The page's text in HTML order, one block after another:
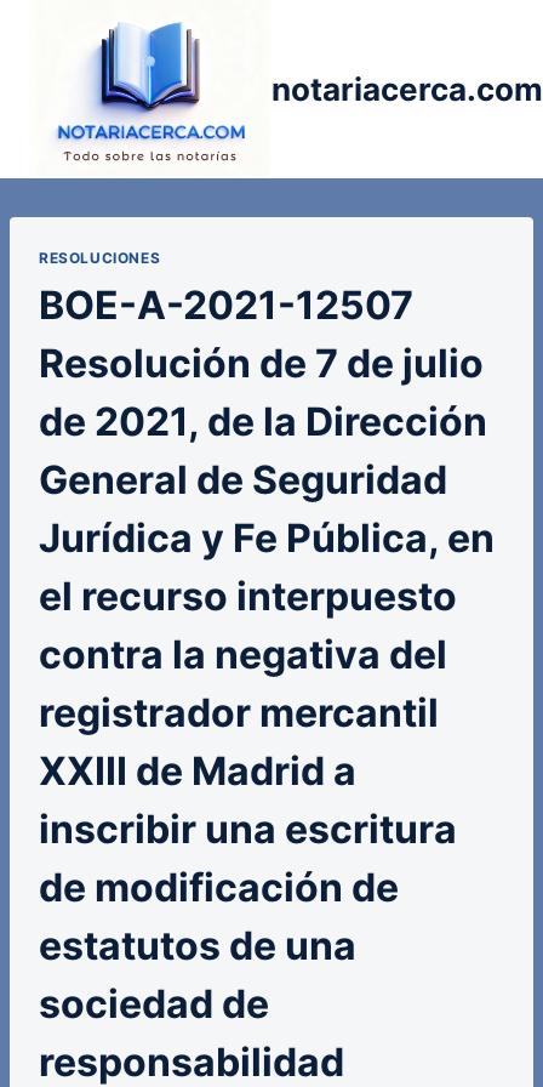
notariacerca.com
RESOLUCIONES
BOE-A-2021-12507
Resolución de 7 de julio
de 2021, de la Dirección
General de Seguridad
Jurídica y Fe Pública, en
el recurso interpuesto
contra la negativa del
registrador mercantil
XXIII de Madrid a
inscribir una escritura
de modificación de
estatutos de una
sociedad de
responsabilidad